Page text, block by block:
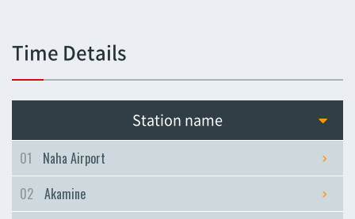
Asahibashi
Prefectural Office
Miebashi
Time Details
Station name
01
Naha Airport
02 Akamine